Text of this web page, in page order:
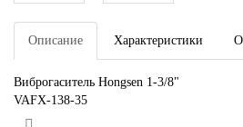
Описание Характеристики
Виброгаситель Hongsen 1-3/8"
VAFX-138-35